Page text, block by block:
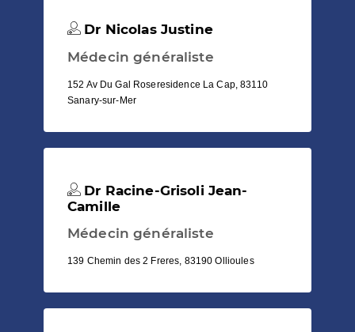
Dr Nicolas Justine
Médecin généraliste
152 Av Du Gal Roseresidence La Cap, 83110
Sanary-sur-Mer
Dr Racine-Grisoli Jean-
Camille
Médecin généraliste
139 Chemin des 2 Freres, 83190 Ollioules